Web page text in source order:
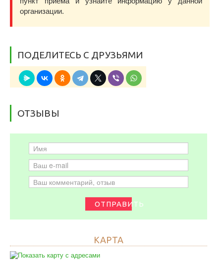
организации.
ПОДЕЛИТЕСЬ С ДРУЗЬЯМИ
ОТЗЫВЫ
ОТПРАВИТЬ
КАРТА